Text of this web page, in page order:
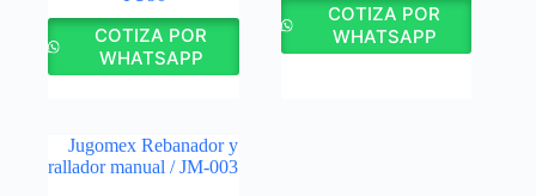
COTIZA POR
WHATSAPP
COTIZA POR
WHATSAPP